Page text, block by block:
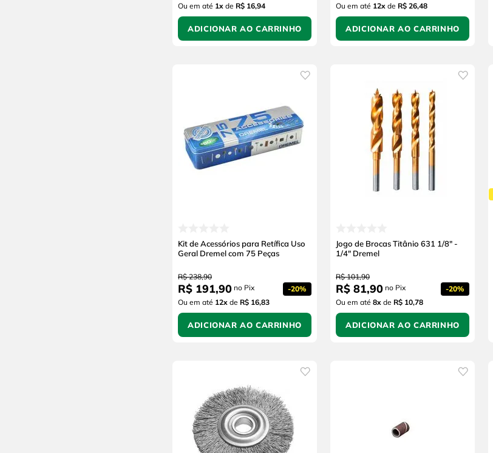
Ou em até 1x de R$ 16,94
ADICIONAR AO CARRINHO
Ou em até 12x de R$ 26,48
ADICIONAR AO CARRINHO
Kit de Acessórios para Retífica Uso
Geral Dremel com 75 Peças
R$ 238,90
R$ 191,90 no Pix -20%
Ou em até 12x de R$ 16,83
ADICIONAR AO CARRINHO
Jogo de Brocas Titânio 631 1/8" -
1/4" Dremel
R$ 101,90
R$ 81,90 no Pix -20%
Ou em até 8x de R$ 10,78
ADICIONAR AO CARRINHO